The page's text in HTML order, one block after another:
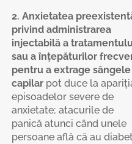
2. Anxietatea
privind administrarea
injectabilă a
sau a înțepăturilor
pentru a extrage sângele
capilar pot duce la
episoadelor severe de
anxietate; atacurile de
panică atunci când unele
persoane află că au